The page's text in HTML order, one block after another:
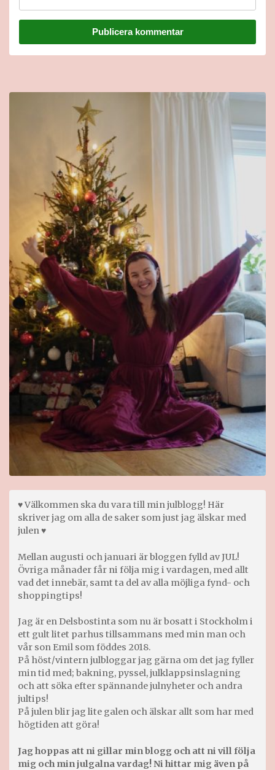
♥ Välkommen ska du vara till min julblogg! Här
skriver jag om alla de saker som just jag älskar med
julen ♥
Mellan augusti och januari är bloggen fylld av JUL!
Övriga månader får ni följa mig i vardagen, med allt
vad det innebär, samt ta del av alla möjliga fynd- och
shoppingtips!
Jag är en Delsbostinta som nu är bosatt i Stockholm i
ett gult litet parhus tillsammans med min man och
vår son Emil som föddes 2018.
På höst/vintern julbloggar jag gärna om det jag fyller
min tid med; bakning, pyssel, julklappsinslagning
och att söka efter spännande julnyheter och andra
jultips!
På julen blir jag lite galen och älskar allt som har med
högtiden att göra!
Jag hoppas att ni gillar min blogg och att ni vill följa
mig och min julgalna vardag! Ni hittar mig även på